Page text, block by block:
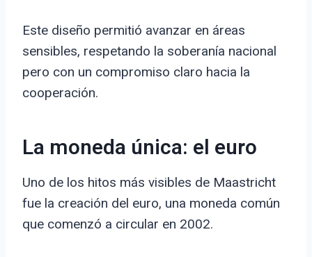
Este diseño permitió avanzar en áreas
sensibles, respetando la soberanía nacional
pero con un compromiso claro hacia la
cooperación.
La moneda única: el euro
Uno de los hitos más visibles de Maastricht
fue la creación del euro, una moneda común
que comenzó a circular en 2002.